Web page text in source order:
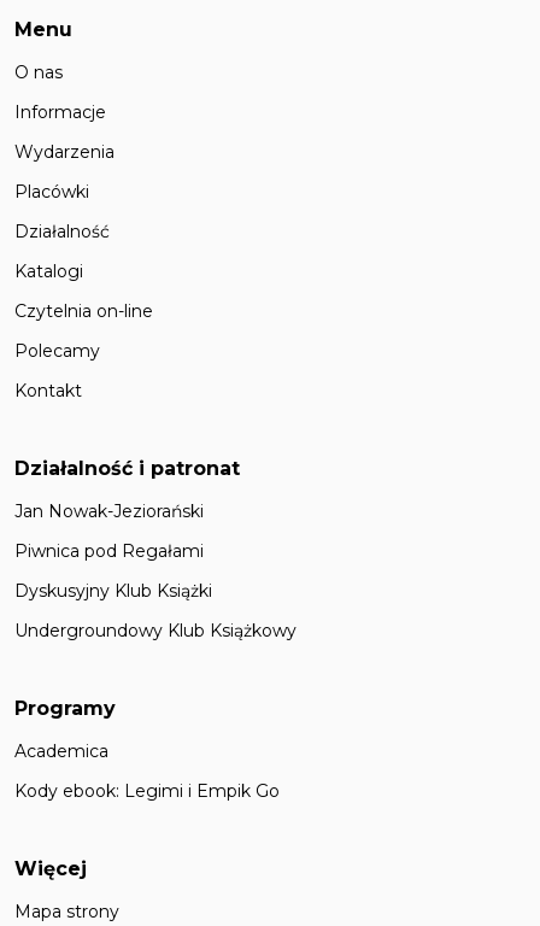
Menu
O nas
Informacje
Wydarzenia
Placówki
Działalność
Katalogi
Czytelnia on-line
Polecamy
Kontakt
Działalność i patronat
Jan Nowak-Jeziorański
Piwnica pod Regałami
Dyskusyjny Klub Książki
Undergroundowy Klub Książkowy
Programy
Academica
Kody ebook: Legimi i Empik Go
Więcej
Mapa strony